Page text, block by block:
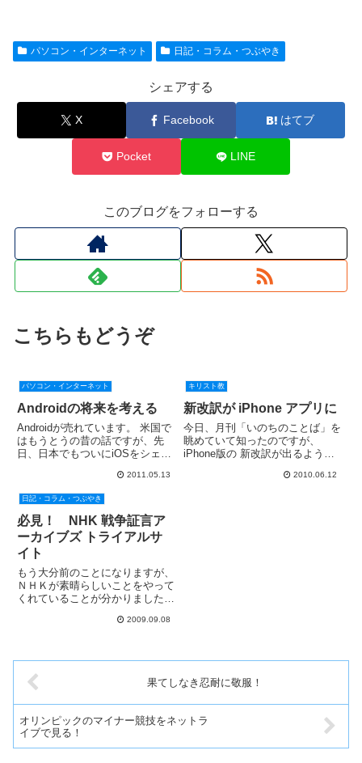
パソコン・インターネット 日記・コラム・つぶやき
シェアする
X Facebook はてブ
Pocket LINE
このブログをフォローする
こちらもどうぞ
パソコン・インターネット
Androidの将来を考える
Androidが売れています。 米国で
はもうとうの昔の話ですが、先
日、日本でもついにiOSをシェア
てきました。今後もこの傾向はさ
らに拍車がかかるものと思いま
す。ただ、これは当然のことでも
あります。一社独占のiO...
2011.05.13
キリスト教
新改訳が iPhone アプリに
今日、月刊「いのちのことば」を
眺めていて知ったのですが、
iPhone版の 新改訳が出るようで
気になるお値段は3,000円。 バイ
2010.06.12
日記・コラム・つぶやき
必見！ NHK 戦争証言ア
ーカイブズ トライアルサ
イト
もう大分前のことになりますが、
ＮＨＫが素晴らしいことをやって
くれていることが分かりました。
イアルサイトがそれです。このサ
の全編を無料で見ることがで...
2009.09.08
果てしなき忍耐に敬服！
オリンピックのマイナー競技をネットラ
イブで見る！